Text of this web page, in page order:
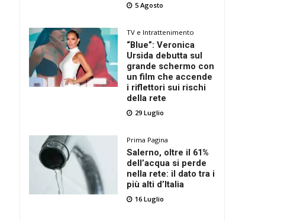
5 Agosto
TV e Intrattenimento
“Blue”: Veronica
Ursida debutta sul
grande schermo con
un film che accende
i riflettori sui rischi
della rete
29 Luglio
Prima Pagina
Salerno, oltre il 61%
dell’acqua si perde
nella rete: il dato tra i
più alti d’Italia
16 Luglio